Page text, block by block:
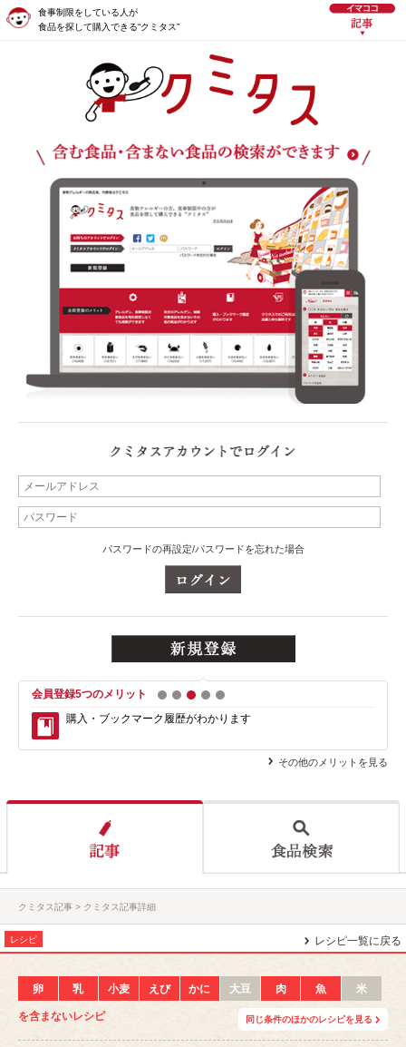
食事制限をしている人が
食品を探して購入できる“クミタス”
パスワードの再設定/パスワードを忘れた場合
会員登録5つのメリット 1 2 3 4
購入・ブックマーク履歴がわかります
その他のメリットを見る
クミタス記事 クミタス記事詳細
レシピ レシピ一覧に戻る
卵 乳 小麦 えび かに 大豆 肉 魚 米
を含まないレシピ 同じ条件のほかのレシピを見る